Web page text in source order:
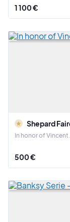
1 100 €
Shepard
In honor of Vincent
500 €